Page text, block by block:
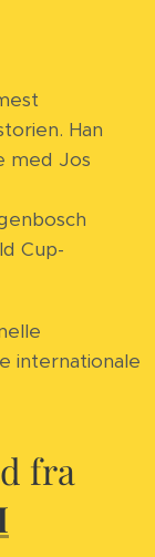
Han
med Jos
Cup-
internationale
fra